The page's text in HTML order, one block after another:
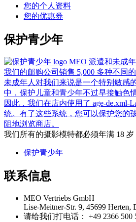
您的个人资料
您的优惠券
保护青少年
MEO 派遣和未成
我们的邮购公司销售 5,000 多种不同
未成年人对我们来说是一个特别敏感
中，保护儿童和青少年不过早接触色
因此，我们在店内使用了 age-de.xml-
统。有了这些系统，您可以保护您的
阻地浏览商店。
我们所有的摄影模特都必须年满 18 岁
保护青少年
联系信息
MEO Vertriebs GmbH
Lise-Meitner-Str. 9, 45699 Herten,
请给我们打电话： +49 2366 500